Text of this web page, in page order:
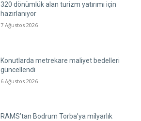
320 dönümlük alan turizm yatırımı için
hazırlanıyor
7 Ağustos 2026
Konutlarda metrekare maliyet bedelleri
güncellendi
6 Ağustos 2026
RAMS’tan Bodrum Torba’ya milyarlık